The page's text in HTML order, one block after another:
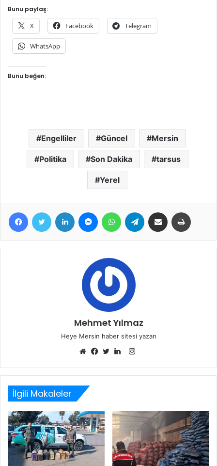
Bunu paylaş:
X Facebook Telegram
WhatsApp
Bunu beğen:
Engelliler Güncel Mersin
Politika Son Dakika tarsus
Yerel
FacebookTwitter LinkedIn MessengerWhatsAppTelegram E-Posta ile paylaş
Mehmet Yılmaz
Heye Mersin haber sitesi yazarı
sitesi
Instagram
İlgili Makaleler